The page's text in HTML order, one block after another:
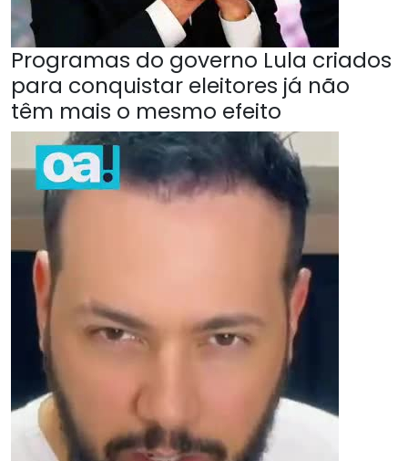
Programas do governo Lula criados
para conquistar eleitores já não
têm mais o mesmo efeito